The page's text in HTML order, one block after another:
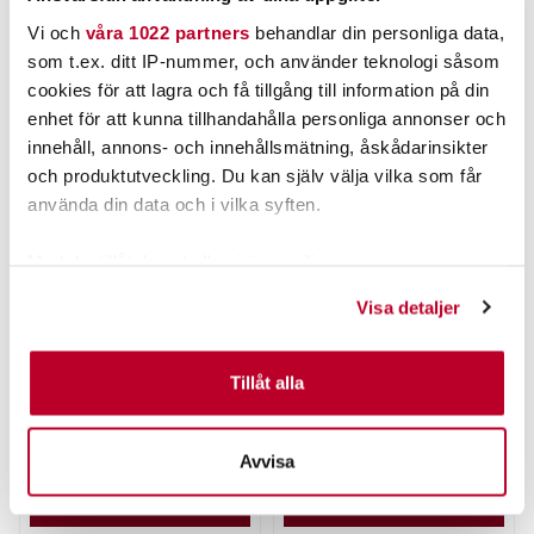
Vi och våra 1022 partners behandlar din personliga data,
som t.ex. ditt IP-nummer, och använder teknologi såsom
cookies för att lagra och få tillgång till information på din
enhet för att kunna tillhandahålla personliga annonser och
innehåll, annons- och innehållsmätning, åskådarinsikter
och produktutveckling. Du kan själv välja vilka som får
använda din data och i vilka syften.
Identifiera din enhet genom att aktivt skanna den för
specifika kännetecken (fingeravtryck)
Ta reda på mer om hur dina personliga uppgifter
Du kan ändra eller dra tillbaka ditt samtycke när som
helst från cookie-förklaringen.
Visa detaljer
Tillåt alla
Avvisa
ANDRA TITTADE OCKSÅ PÅ
Mikado Sensual Baitholder
Pris:25,00 kr25,00 kr
LÄS MER
Mustad 92553S Beak
Pris:129,00 kr
129,00 kr
LÄS MER